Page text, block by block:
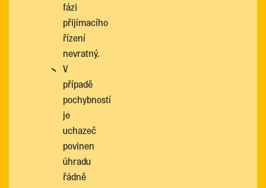
fázi
přijímacího
řízení
nevratný.
V
případě
pochybností
je
uchazeč
povinen
úhradu
řádně